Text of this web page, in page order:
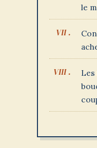
le